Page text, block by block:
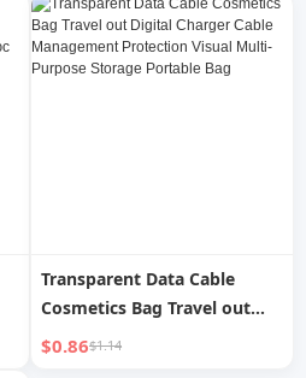
головки зубной щетки,
коробка для хранения,
портативный зажим для
Transparent Data Cable
Cosmetics Bag Travel out
Digital Charger Cable
$0.86$1.14